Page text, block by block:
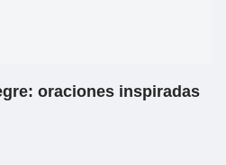
oraciones inspiradas